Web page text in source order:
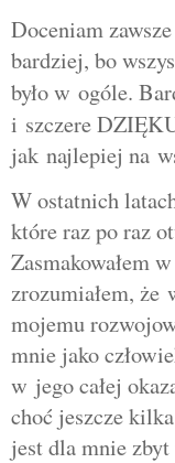
Doceniam
bardziej, bo
było w ogóle.
i szczere
jak najlepiej na
W ostatnich
które raz po raz
Zasmakowałem
zrozumiałem, że
mojemu
mnie jako
w jego całej
choć jeszcze
jest dla mnie